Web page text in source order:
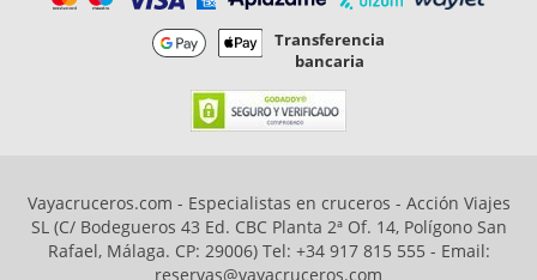
Transferencia
bancaria
Vayacruceros.com - Especialistas en cruceros - Acción Viajes
SL (C/ Bodegueros 43 Ed. CBC Planta 2ª Of. 14, Polígono San
Rafael, Málaga. CP: 29006) Tel: +34 917 815 555 - Email:
reservas@vayacruceros.com